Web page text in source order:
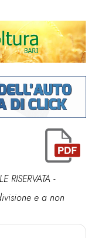
RISERVATA -
e a non